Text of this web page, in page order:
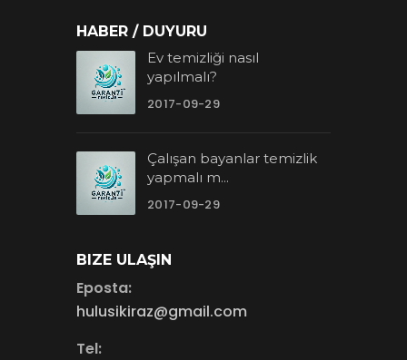
HABER / DUYURU
Ev temizliği nasıl
yapılmalı?
2017-09-29
Çalışan bayanlar temizlik
yapmalı m...
2017-09-29
BIZE ULAŞIN
Eposta:
hulusikiraz@gmail.com
Tel: